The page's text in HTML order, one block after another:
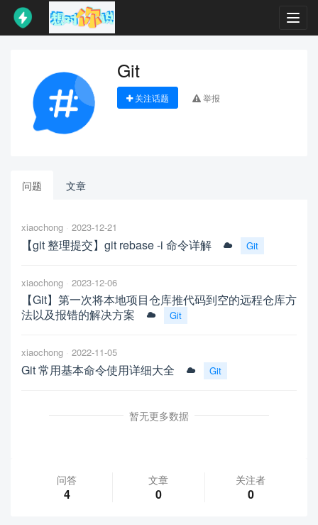
Git
关注话题 举报
问题 文章
xiaochong 2023-12-21
【git 整理提交】git rebase -i 命令详解 Git
xiaochong 2023-12-06
【Git】第一次将本地项目仓库推代码到空的远程仓库方
法以及报错的解决方案
Git
xiaochong 2022-11-05
Git 常用基本命令使用详细大全 Git
暂无更多数据
问答
4
文章
0
关注者
0